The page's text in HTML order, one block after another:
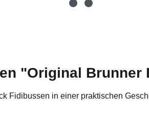
"Original Brunner
Fidibussen in einer praktischen